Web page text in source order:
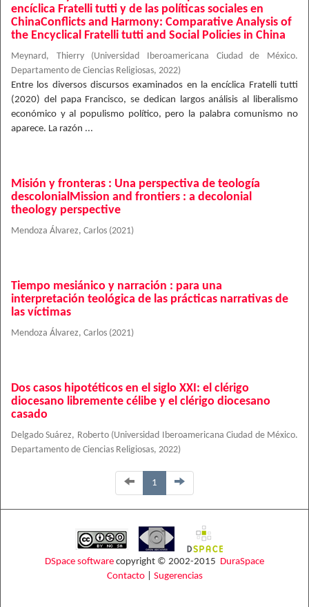
encíclica Fratelli tutti y de las políticas sociales en
ChinaConflicts and Harmony: Comparative Analysis of
the Encyclical Fratelli tutti and Social Policies in China
Meynard, Thierry (Universidad Iberoamericana Ciudad de México.
Departamento de Ciencias Religiosas, 2022)
Entre los diversos discursos examinados en la encíclica Fratelli tutti
(2020) del papa Francisco, se dedican largos análisis al liberalismo
económico y al populismo político, pero la palabra comunismo no
aparece. La razón ...
Misión y fronteras : Una perspectiva de teología
descolonialMission and frontiers : a decolonial
theology perspective
Mendoza Álvarez, Carlos (2021)
Tiempo mesiánico y narración : para una
interpretación teológica de las prácticas narrativas de
las víctimas
Mendoza Álvarez, Carlos (2021)
Dos casos hipotéticos en el siglo XXI: el clérigo
diocesano libremente célibe y el clérigo diocesano
casado
Delgado Suárez, Roberto (Universidad Iberoamericana Ciudad de México.
Departamento de Ciencias Religiosas, 2022)
1
DSpace software copyright © 2002-2015 DuraSpace
Contacto| Sugerencias